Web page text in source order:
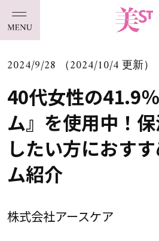
2024/9/28 （2024/10/4 更新）
40代女性の41.9
ム』を使用中！
したい方におす
ム紹介
株式会社アースケア